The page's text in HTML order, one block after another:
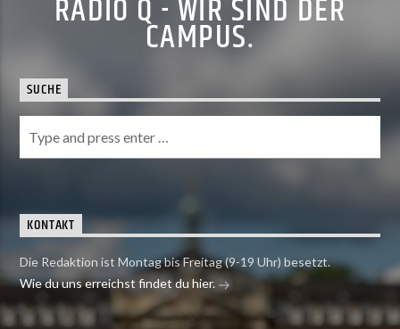
RADIO Q - WIR SIND DER
CAMPUS.
SUCHE
KONTAKT
Die Redaktion ist Montag bis Freitag (9-19 Uhr) besetzt.
Wie du uns erreichst findet du hier.